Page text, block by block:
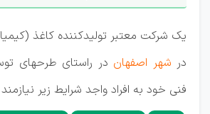
یک شرکت معتبر تولیدکننده کاغذ
در شهر اصفهان در راستای طرحهای
فنی خود به افراد واجد شرایط زیر